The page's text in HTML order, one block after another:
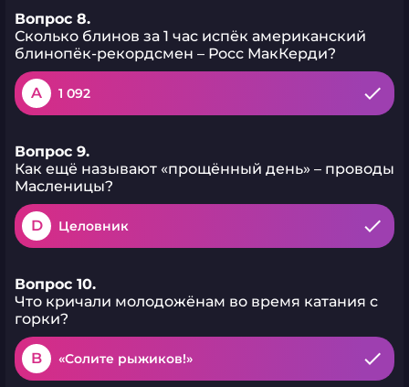
Вопрос 8.
Сколько блинов за 1 час испёк американский
блинопёк-рекордсмен – Росс МакКерди?
A 1 092
Вопрос 9.
Как ещё называют «прощённый день» – проводы
Масленицы?
D Целовник
Вопрос 10.
Что кричали молодожёнам во время катания с
горки?
B «Солите рыжиков!»